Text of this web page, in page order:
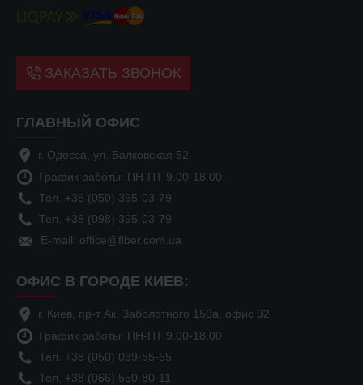
ЗАКАЗАТЬ ЗВОНОК
ГЛАВНЫЙ ОФИС
г. Одесса, ул. Балковская 52
График работы: ПН-ПТ 9.00-18.00
Тел. +38 (050) 395-03-79
Тел. +38 (098) 395-03-79
E-mail: office@fiber.com.ua
ОФИС В ГОРОДЕ КИЕВ:
г. Киев, пр-т Ак. Заболотного 150а, офис 92
График работы: ПН-ПТ 9.00-18.00
Тел. +38 (050) 039-55-55
Тел. +38 (066) 550-80-11